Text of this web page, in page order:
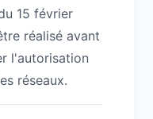
15 février
réalisé avant
l'autorisation
réseaux.